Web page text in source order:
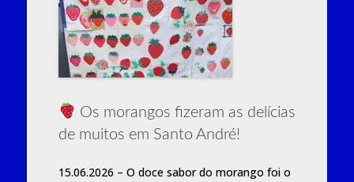
Os morangos fizeram as delícias
de muitos em Santo André!
15.06.2026 – O doce sabor do morango foi o